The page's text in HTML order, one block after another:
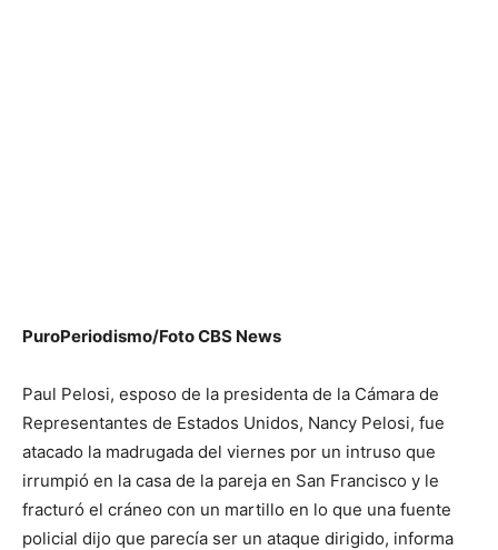
PuroPeriodismo/Foto CBS News
Paul Pelosi, esposo de la presidenta de la Cámara de
Representantes de Estados Unidos, Nancy Pelosi, fue
atacado la madrugada del viernes por un intruso que
irrumpió en la casa de la pareja en San Francisco y le
fracturó el cráneo con un martillo en lo que una fuente
policial dijo que parecía ser un ataque dirigido, informa